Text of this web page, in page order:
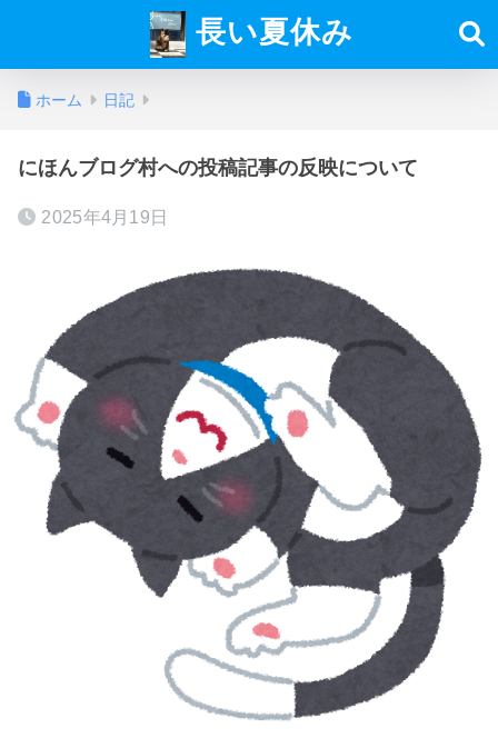
長い夏休み
ホーム 日記
にほんブログ村への投稿記事の反映について
2025年4月19日